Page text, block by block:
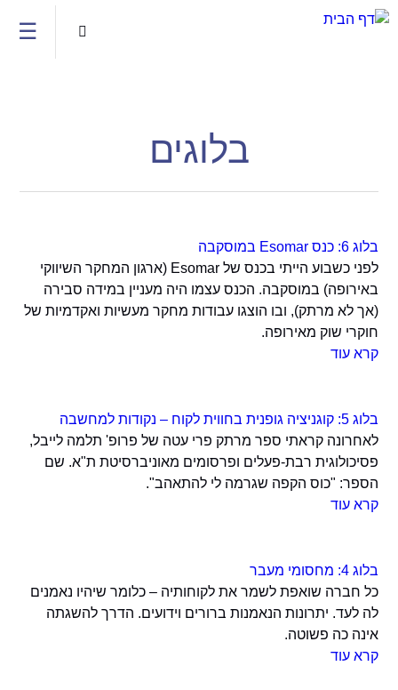
☰ 
בלוגים
בלוג 6: כנס Esomar במוסקבה
לפני כשבוע הייתי בכנס של Esomar (ארגון המחקר השיווקי
באירופה) במוסקבה. הכנס עצמו היה מעניין במידה סבירה
(אך לא מרתק), ובו הוצגו עבודות מחקר מעשיות ואקדמיות של
חוקרי שוק מאירופה.
קרא עוד
בלוג 5: קוגניציה גופנית בחווית לקוח – נקודות למחשבה
לאחרונה קראתי ספר מרתק פרי עטה של פרופ' תלמה לייבל,
פסיכולוגית רבת-פעלים ופרסומים מאוניברסיטת ת"א. שם
הספר: "כוס הקפה שגרמה לי להתאהב".
קרא עוד
בלוג 4: מחסומי מעבר
כל חברה שואפת לשמר את לקוחותיה – כלומר שיהיו נאמנים
לה לעד. יתרונות הנאמנות ברורים וידועים. הדרך להשגתה
אינה כה פשוטה.
קרא עוד